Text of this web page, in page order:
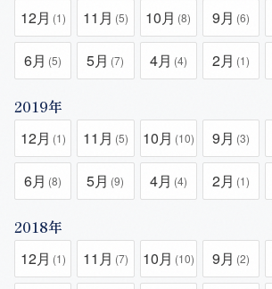
12月 (1) 11月 (5) 10月 (8) 9月 (6)
6月 (5) 5月 (7) 4月 (4) 2月 (1)
2019年
12月 (1) 11月 (5) 10月 (10) 9月 (3)
6月 (8) 5月 (9) 4月 (4) 2月 (1)
2018年
12月 (1) 11月 (7) 10月 (10) 9月 (2)